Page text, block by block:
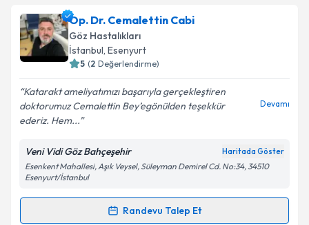
kapsamda işlenmesini kabul ediyorum.
Takvim Talebini Gönder
Dr. Öğr. Üyesi Cüneyt Ocakiçin randevu takvimi
talebi oluşturun. Size bu uzmandan randevu almanız
için bir takvim hazırlandığında e-posta ile
bilgilendireceğiz.
E-posta Adresiniz
Kişisel verilerimin işlenmesine ilişkin
Aydınlatma
Metni'ni okudum ve kişisel verilerimin belirtilen
kapsamda işlenmesini kabul ediyorum.
Op. Dr. Cemalettin Cabi
Göz Hastalıkları
İstanbul, Esenyurt
5 (2 Değerlendirme)
Katarakt ameliyatımızı başarıyla gerçekleştiren
doktorumuz Cemalettin Bey’egönülden teşekkür
ederiz. Hem...
Devamı
Veni Vidi Göz Bahçeşehir Haritada Göster
Esenkent Mahallesi, Aşık Veysel, Süleyman Demirel Cd. No:34, 34510
Esenyurt/İstanbul
Randevu Talep Et
Randevu Takvimi Talebi